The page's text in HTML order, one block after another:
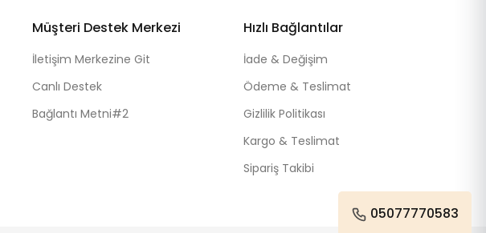
Müşteri Destek Merkezi
İletişim Merkezine Git
Canlı Destek
Bağlantı Metni#2
Hızlı Bağlantılar
İade & Değişim
Ödeme & Teslimat
Gizlilik Politikası
Kargo & Teslimat
Sipariş Takibi
05077770583